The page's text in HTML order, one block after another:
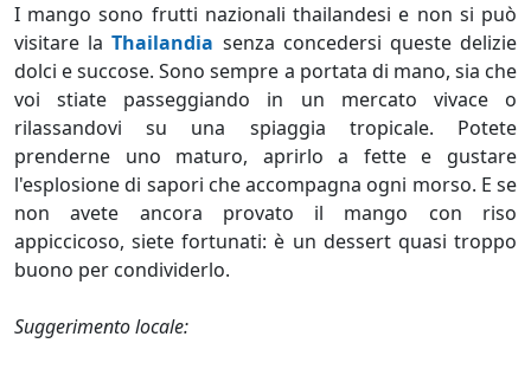
I mango sono frutti nazionali thailandesi e non si può
visitare laThailandia senza concedersi queste delizie
dolci e succose. Sono sempre a portata di mano, sia che
voi stiate passeggiando in un mercato vivace o
rilassandovi su una spiaggia tropicale. Potete
prenderne uno maturo, aprirlo a fette e gustare
l'esplosione di sapori che accompagna ogni morso. E se
non avete ancora provato il mango con riso
appiccicoso, siete fortunati: è un dessert quasi troppo
buono per condividerlo.
Suggerimento locale: